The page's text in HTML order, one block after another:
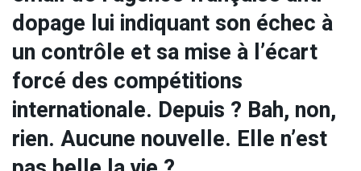
dopage lui indiquant son échec à
un contrôle et sa mise à l’écart
forcé des compétitions
internationale. Depuis ? Bah, non,
rien. Aucune nouvelle. Elle n’est